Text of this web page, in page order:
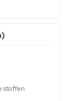
stoffen